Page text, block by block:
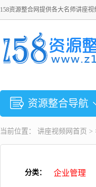
158资源整合网提供各大名师讲座
资源整合导航
当前位置： 讲座视频 网首页 >
分类： 企业管理